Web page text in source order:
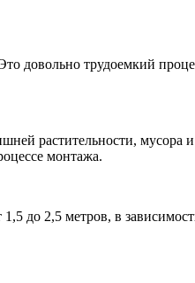
довольно трудоемкий
растительности,
монтажа.
до 2,5 метров, в